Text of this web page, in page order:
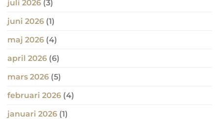
juli 2026 (3)
juni 2026 (1)
maj 2026 (4)
april 2026 (6)
mars 2026 (5)
februari 2026 (4)
januari 2026 (1)